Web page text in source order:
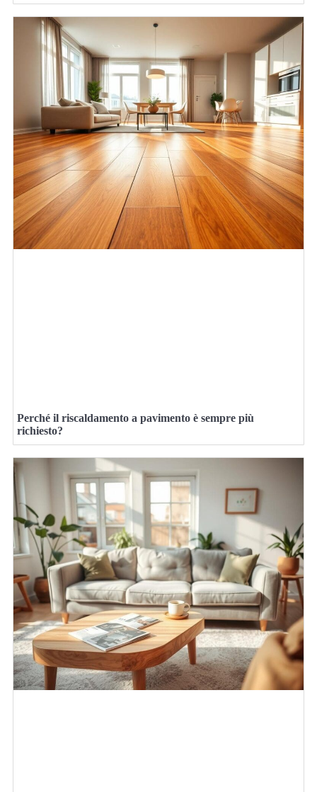
Perché il riscaldamento a pavimento è sempre più
richiesto?